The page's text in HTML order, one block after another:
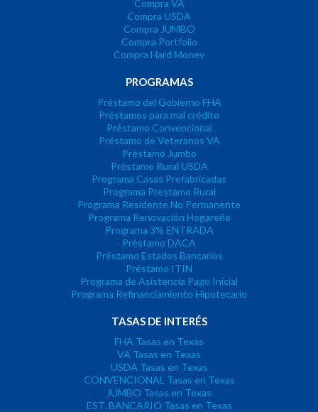
Compra VA
Compra USDA
Compra JUMBO
Compra Portfolio
Compra Hard Money
PROGRAMAS
Préstamo del Gobierno FHA
Préstamos para mal crédito
Préstamo Convencional
Préstamo de Veteranos VA
Préstamo Jumbo
Préstamo Rural USDA
Programa Casas Prefabricadas
Programa Prestamo Rural
Programa Residente No Permanente
Programa Renovación Hogareño
Programa 3% ENTRADA
Préstamo DACA
Préstamo Estados Bancarios
Préstamo ITIN
Programa de Asistencia Pago Inicial
Programa Refinanciamiento Hipotecario
TASAS DE INTERÉS
FHA Tasas en Texas
VA Tasas en Texas
USDA Tasas en Texas
CONVENCIONAL Tasas en Texas
JUMBO Tasas en Texas
EST. BANCARIO Tasas en Texas